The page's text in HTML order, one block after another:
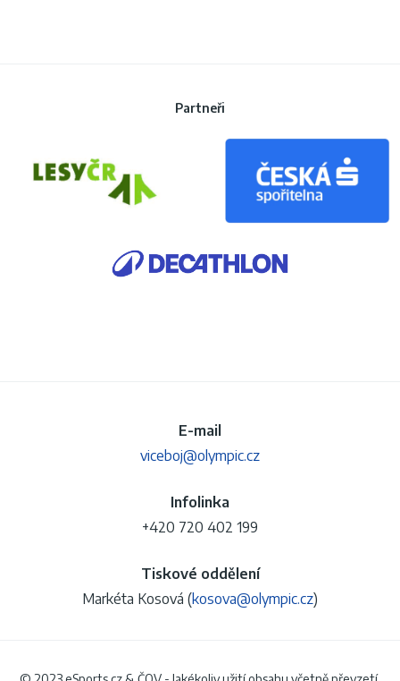
Partneři
Partneři
E-mail
viceboj@olympic.cz
Infolinka
+420 720 402 199
Tiskové oddělení
Markéta Kosová (kosova@olympic.cz)